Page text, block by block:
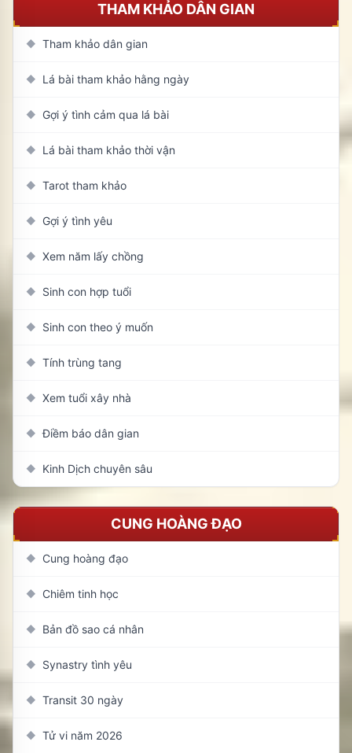
THAM KHẢO DÂN GIAN
◆ Tham khảo dân gian
◆ Lá bài tham khảo hằng ngày
◆ Gợi ý tình cảm qua lá bài
◆ Lá bài tham khảo thời vận
◆ Tarot tham khảo
◆ Gợi ý tình yêu
◆ Xem năm lấy chồng
◆ Sinh con hợp tuổi
◆ Sinh con theo ý muốn
◆ Tính trùng tang
◆ Xem tuổi xây nhà
◆ Điềm báo dân gian
◆ Kinh Dịch chuyên sâu
CUNG HOÀNG ĐẠO
◆ Cung hoàng đạo
◆ Chiêm tinh học
◆ Bản đồ sao cá nhân
◆ Synastry tình yêu
◆ Transit 30 ngày
◆ Tử vi năm 2026